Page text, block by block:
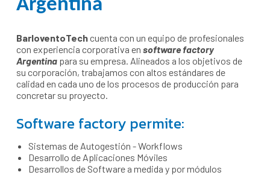
Argentina
BarloventoTechcuenta con un equipo de profesionales
con experiencia corporativa ensoftware factory
Argentina para su empresa. Alineados a los objetivos de
su corporación, trabajamos con altos estándares de
calidad en cada uno de los procesos de producción para
concretar su proyecto.
Software factory permite:
Sistemas de Autogestión - Workflows
Desarrollo de Aplicaciones Móviles
Desarrollos de Software a medida y por módulos